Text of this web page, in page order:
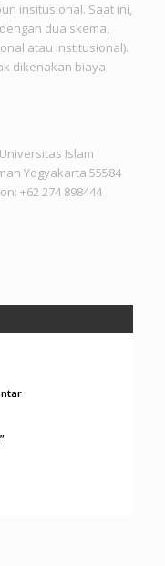
insitusional. Saat ini,
dua skema,
atau institusional).
dikenakan biaya
Islam
Yogyakarta 55584
+62 274 898444